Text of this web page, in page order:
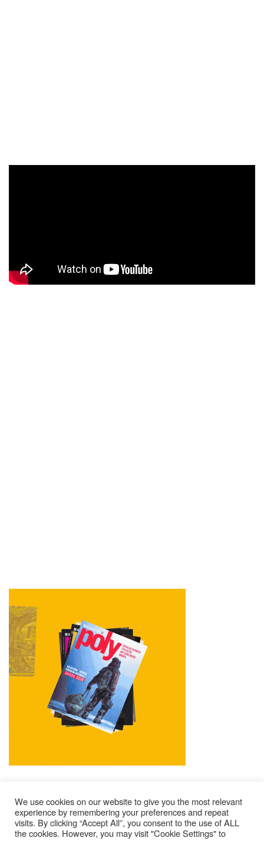
Mentions Légales Contacts
Où Trouver Poly ?
We use cookies on our website to give you the most relevant
experience by remembering your preferences and repeat
visits. By clicking “Accept All”, you consent to the use of ALL
the cookies. However, you may visit "Cookie Settings" to